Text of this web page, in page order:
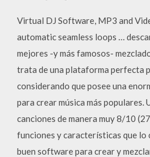
Virtual DJ Software, MP3 and
automatic seamless loops …
mejores -y más famosos-
trata de una plataforma perfecta
considerando que posee una
para crear música más
canciones de manera muy 8/10
funciones y características que lo
buen software para crear y